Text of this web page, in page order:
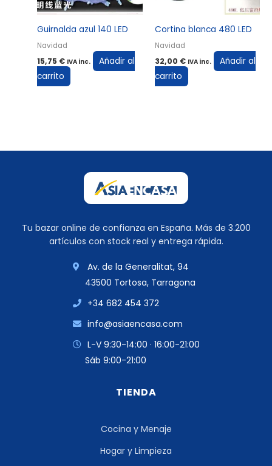
Guirnalda azul 140 LED
Navidad
15,75 € IVA inc.
Añadir al
carrito
Cortina blanca 480 LED
Navidad
32,00 € IVA inc.
Añadir al
carrito
Tu bazar online de confianza en España. Más de 3.200
artículos con stock real y entrega rápida.
Av. de la Generalitat, 94
43500 Tortosa, Tarragona
+34 682 454 372
info@asiaencasa.com
L-V 9:30-14:00 · 16:00-21:00
Sáb 9:00-21:00
TIENDA
Cocina y Menaje
Hogar y Limpieza